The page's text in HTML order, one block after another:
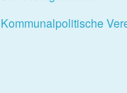
Kommunalpolitische